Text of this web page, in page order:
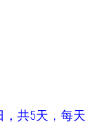
，共5天，每天